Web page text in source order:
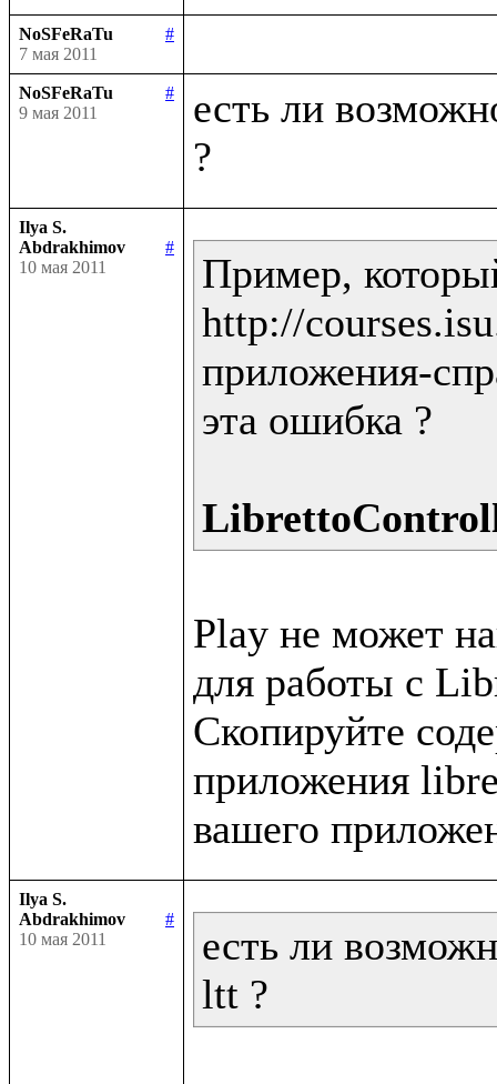
NoSFeRaTu
#
7 мая 2011
NoSFeRaTu
#
9 мая 2011
есть ли
Ilya S.
Abdrakhimov
#
10 мая 2011
Пример,
http://
приложения-
эта ошибка ?
Play не может
для работы с
Скопируйте
приложения
Ilya S.
Abdrakhimov
#
10 мая 2011
есть ли
ltt ?